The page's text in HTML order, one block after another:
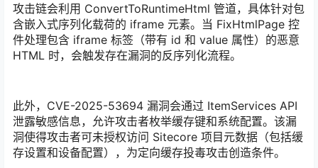
攻击链会利用 ConvertToRuntimeHtml 管道，具体针对包
含嵌入式序列化载荷的 iframe 元素。当 FixHtmlPage 控
件处理包含 iframe 标签（带有 id 和 value 属性）的恶意
HTML 时，会触发存在漏洞的反序列化流程。
此外，CVE-2025-53694 漏洞会通过 ItemServices API
泄露敏感信息，允许攻击者枚举缓存键和系统配置。该漏
洞使得攻击者可未授权访问 Sitecore 项目元数据（包括缓
存设置和设备配置），为定向缓存投毒攻击创造条件。